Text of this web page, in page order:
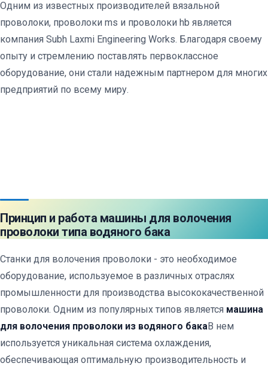
Одним из известных производителей вязальной
проволоки, проволоки ms и проволоки hb является
компания Subh Laxmi Engineering Works. Благодаря своему
опыту и стремлению поставлять первоклассное
оборудование, они стали надежным партнером для многих
предприятий по всему миру.
Принцип и работа машины для волочения
проволоки типа водяного бака
Станки для волочения проволоки - это необходимое
оборудование, используемое в различных отраслях
промышленности для производства высококачественной
проволоки. Одним из популярных типов является машина
для волочения проволоки из водяного бакаВ нем
используется уникальная система охлаждения,
обеспечивающая оптимальную производительность и